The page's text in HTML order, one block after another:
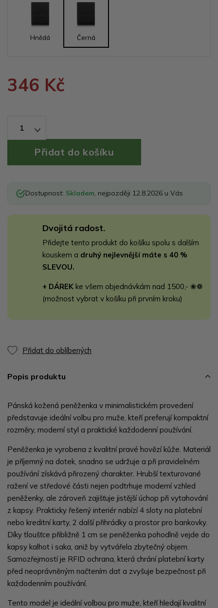
Hnědá Černá
346 Kč
1
Dostupnost: Skladem, nejpozději 12.8.2026 u Vás
Dvojitá radost.
Přidejte tento produkt do košíku spolu s dalším
kouskem a druhý nejlevnější máte s 40 %
SLEVOU.
+ DÁREK ke všem objednávkám nad 1500,- ❀❁
(možnost vybrat v košíku při prvním kroku)
Přidat do oblíbených
Popis produktu
Pánská kožená peněženka v minimalistickém provedení
představuje ideální volbu pro muže, kteří preferují kompaktní
rozměry, moderní styl a praktické každodenní používání.
Peněženka je vyrobena z kvalitní pravé hovězí kůže. Materiál
je příjemný na dotek, snadno se udržuje a při pravidelném
používání získává přirozený charakter. Hrubší texturované
ražení ve středové části nejen podtrhuje moderní vzhled
peněženky, ale zároveň zajišťuje jistější úchop při vytahování
z kapsy. Prakticky řešený interiér nabízí 4 sloty na platební
nebo kreditní karty, 2 další přihrádky a prostor pro bankovky.
Díky tloušťce přibližně 1 cm se peněženka pohodlně vejde do
kapsy kalhot i saka, aniž by vytvářela zbytečný objem.
Samozřejmostí je RFID ochrana, která chrání platební karty
před neoprávněným načtením dat a zvyšuje bezpečnost při
každodenním používání.
Tento model je ideální volbou pro muže, kteří hledají kvalitní